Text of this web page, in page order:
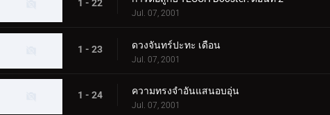
1 - 22
Jul. 07, 2001
1 - 23 ดวงจันทร์ปะทะ เดือน
Jul. 07, 2001
1 - 24 ความทรงจำอันแสนอบอุ่น
Jul. 07, 2001